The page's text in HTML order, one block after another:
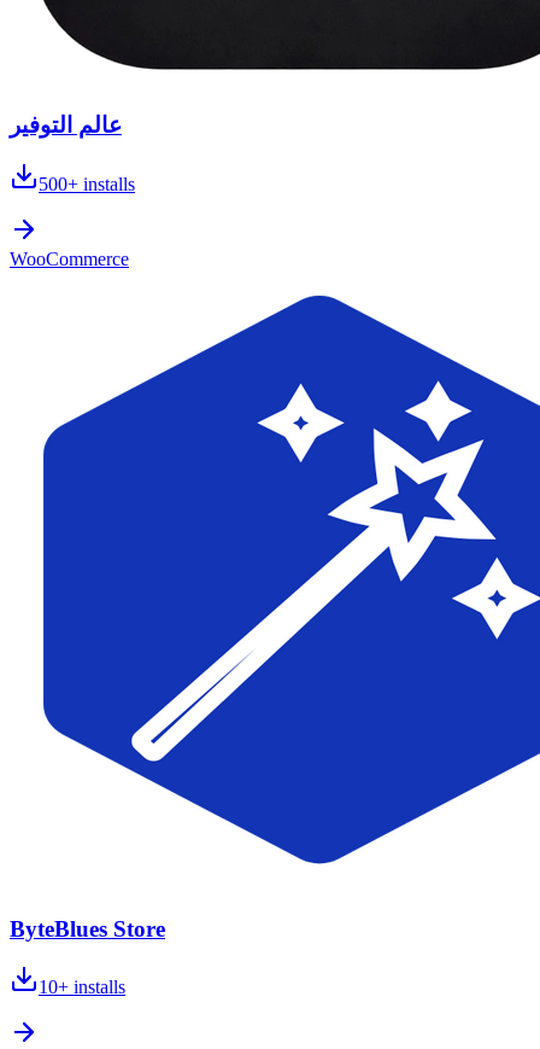
عالم التوفير
500+ installs
WooCommerce
ByteBlues Store
10+ installs